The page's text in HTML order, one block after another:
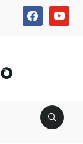
facebookyoutube